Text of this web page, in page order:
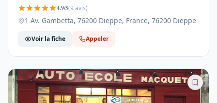
4.9/5(9 avis)
1 Av. Gambetta, 76200 Dieppe, France, 76200 Dieppe
Voir la fiche Appeler